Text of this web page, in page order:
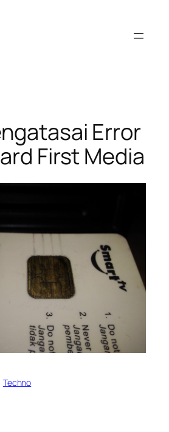
Error
First Media
Techno